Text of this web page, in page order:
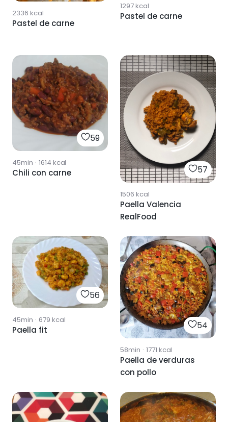
2336 kcal
Pastel de carne
1297kcal
Pastel de carne
59
45min · 1614 kcal
Chili con carne 57
1506 kcal
Paella Valencia
RealFood
56
45min · 679 kcal
Paella fit 54
58min · 1771 kcal
Paella de verduras
con pollo